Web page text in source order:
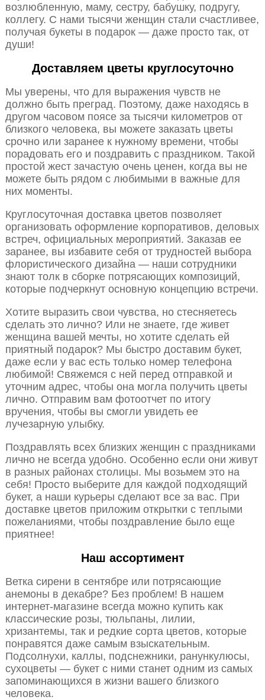
возлюбленную, маму, сестру, бабушку, подругу,
коллегу. С нами тысячи женщин стали счастливее,
получая букеты в подарок — даже просто так, от
души!
Доставляем цветы круглосуточно
Мы уверены, что для выражения чувств не
должно быть преград. Поэтому, даже находясь в
другом часовом поясе за тысячи километров от
близкого человека, вы можете заказать цветы
срочно или заранее к нужному времени, чтобы
порадовать его и поздравить с праздником. Такой
простой жест зачастую очень ценен, когда вы не
можете быть рядом с любимыми в важные для
них моменты.
Круглосуточная доставка цветов позволяет
организовать оформление корпоративов, деловых
встреч, официальных мероприятий. Заказав ее
заранее, вы избавите себя от трудностей выбора
флористического дизайна — наши сотрудники
знают толк в сборке потрясающих композиций,
которые подчеркнут основную концепцию встречи.
Хотите выразить свои чувства, но стесняетесь
сделать это лично? Или не знаете, где живет
женщина вашей мечты, но хотите сделать ей
приятный подарок? Мы быстро доставим букет,
даже если у вас есть только номер телефона
любимой! Свяжемся с ней перед отправкой и
уточним адрес, чтобы она могла получить цветы
лично. Отправим вам фотоотчет по итогу
вручения, чтобы вы смогли увидеть ее
лучезарную улыбку.
Поздравлять всех близких женщин с праздниками
лично не всегда удобно. Особенно если они живут
в разных районах столицы. Мы возьмем это на
себя! Просто выберите для каждой подходящий
букет, а наши курьеры сделают все за вас. При
доставке цветов приложим открытки с теплыми
пожеланиями, чтобы поздравление было еще
приятнее!
Наш ассортимент
Ветка сирени в сентябре или потрясающие
анемоны в декабре? Без проблем! В нашем
интернет-магазине всегда можно купить как
классические розы, тюльпаны, лилии,
хризантемы, так и редкие сорта цветов, которые
понравятся даже самым взыскательным.
Подсолнухи, каллы, подснежники, ранункулюсы,
сухоцветы — букет с ними станет одним из самых
запоминающихся в жизни вашего близкого
человека.